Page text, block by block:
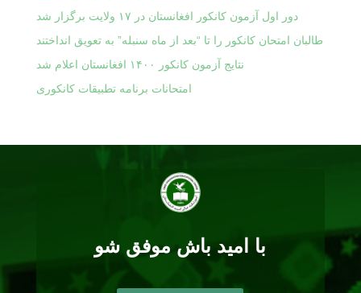
دور اول آزمون کانکور افغانستان در ۱۷ ولایت برگزار شد
طالبان امتحان کانکور را تا “بعد از ماه سنبله” به تعویق انداختند
نتایج آزمون کانکور ۱۴۰۰ افغانستان اعلام شد
امتحانات برنامه تطبیقات کانکوری
با امید باش موفق شو